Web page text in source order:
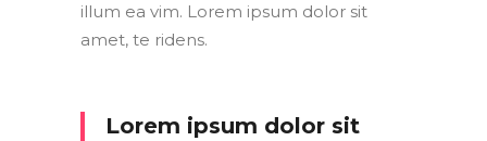
illum ea vim. Lorem ipsum dolor sit
amet, te ridens.
Lorem ipsum dolor sit